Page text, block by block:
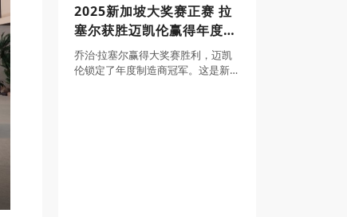
巴西总统卢拉、副总统杰拉尔多·阿
尔克明、中
量达582522辆，而特斯拉交付量为
497099辆，比亚迪单季度领先8542
2025新加坡大奖赛正赛 拉
塞尔获胜迈凯伦赢得年度制
造商冠军
乔治·拉塞尔赢得大奖赛胜利，迈凯
伦锁定了年度制造商冠军。这是新